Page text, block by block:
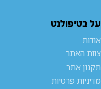
על בטיפולנט
אודות
צוות האתר
תקנון אתר
מדיניות פרטיות